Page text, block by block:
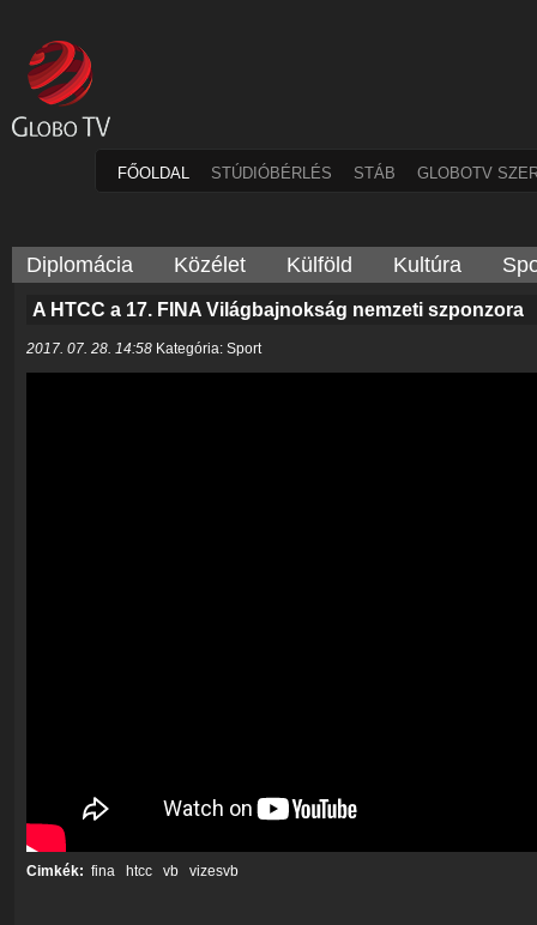
FŐOLDAL STÚDIÓBÉRLÉS STÁB GLOBOTV
Diplomácia Közélet Külföld Kultúra
A HTCC a 17. FINA Világbajnokság nemzeti szponzora
2017. 07. 28. 14:58 Kategória: Sport
Cimkék: fina htcc vb vizesvb